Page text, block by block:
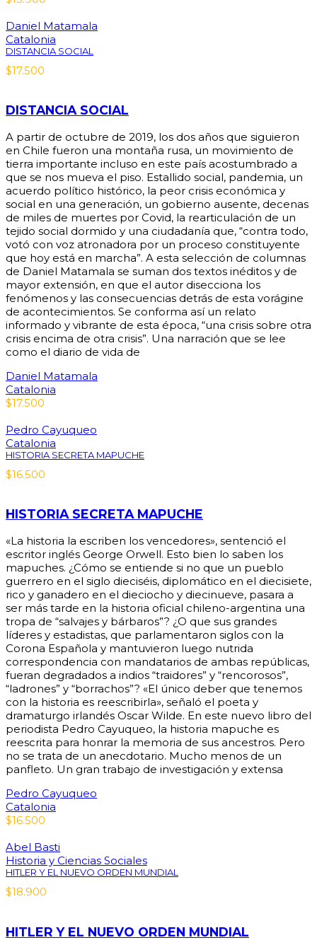
Daniel Matamala
Catalonia
DISTANCIA SOCIAL
$17.500
DISTANCIA SOCIAL
A partir de octubre de 2019, los dos años que siguieron
en Chile fueron una montaña rusa, un movimiento de
tierra importante incluso en este país acostumbrado a
que se nos mueva el piso. Estallido social, pandemia, un
acuerdo político histórico, la peor crisis económica y
social en una generación, un gobierno ausente, decenas
de miles de muertes por Covid, la rearticulación de un
tejido social dormido y una ciudadanía que, “contra todo,
votó con voz atronadora por un proceso constituyente
que hoy está en marcha”. A esta selección de columnas
de Daniel Matamala se suman dos textos inéditos y de
mayor extensión, en que el autor disecciona los
fenómenos y las consecuencias detrás de esta vorágine
de acontecimientos. Se conforma así un relato
informado y vibrante de esta época, “una crisis sobre otra
crisis encima de otra crisis”. Una narración que se lee
como el diario de vida de
Daniel Matamala
Catalonia
$17.500
Pedro Cayuqueo
Catalonia
HISTORIA SECRETA MAPUCHE
$16.500
HISTORIA SECRETA MAPUCHE
«La historia la escriben los vencedores», sentenció el
escritor inglés George Orwell. Esto bien lo saben los
mapuches. ¿Cómo se entiende si no que un pueblo
guerrero en el siglo dieciséis, diplomático en el diecisiete,
rico y ganadero en el dieciocho y diecinueve, pasara a
ser más tarde en la historia oficial chileno-argentina una
tropa de “salvajes y bárbaros”? ¿O que sus grandes
líderes y estadistas, que parlamentaron siglos con la
Corona Española y mantuvieron luego nutrida
correspondencia con mandatarios de ambas repúblicas,
fueran degradados a indios “traidores” y “rencorosos”,
“ladrones” y “borrachos”? «El único deber que tenemos
con la historia es reescribirla», señaló el poeta y
dramaturgo irlandés Oscar Wilde. En este nuevo libro del
periodista Pedro Cayuqueo, la historia mapuche es
reescrita para honrar la memoria de sus ancestros. Pero
no se trata de un anecdotario. Mucho menos de un
panfleto. Un gran trabajo de investigación y extensa
Pedro Cayuqueo
Catalonia
$16.500
Abel Basti
Historia y Ciencias Sociales
HITLER Y EL NUEVO ORDEN MUNDIAL
$18.900
HITLER Y EL NUEVO ORDEN MUNDIAL